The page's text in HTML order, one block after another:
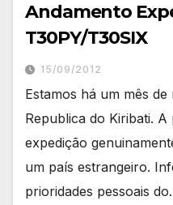
Andamento
T30PY/T30SIX‏
15/09/2012
Estamos há um mês
Republica do Kiribati.
expedição
um país estrangeiro.
prioridades pessoais